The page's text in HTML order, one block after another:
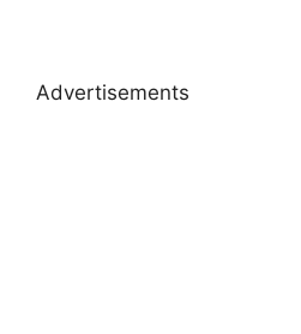
Advertisements